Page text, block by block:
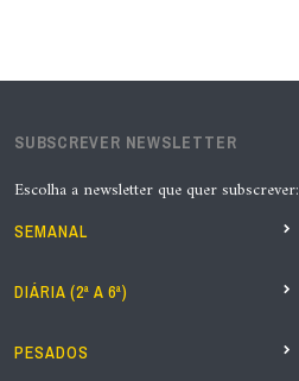
Polónia
4 Ago. 2026 |
SUBSCREVER NEWSLETTER
Escolha a newsletter que quer subscrever:
SEMANAL
DIÁRIA (2ª A 6ª)
PESADOS